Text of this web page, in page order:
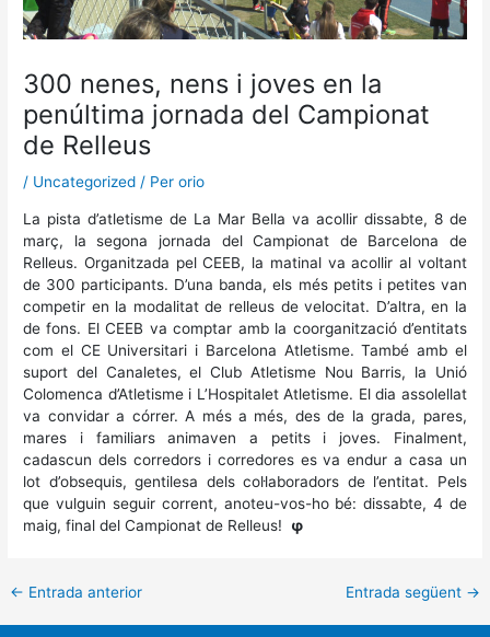
300 nenes, nens i joves en la
penúltima jornada del Campionat
de Relleus
/ Uncategorized / Per orio
La pista d’atletisme de La Mar Bella va acollir dissabte, 8 de
març, la segona jornada del Campionat de Barcelona de
Relleus. Organitzada pel CEEB, la matinal va acollir al voltant
de 300 participants. D’una banda, els més petits i petites van
competir en la modalitat de relleus de velocitat. D’altra, en la
de fons. El CEEB va comptar amb la coorganització d’entitats
com el CE Universitari i Barcelona Atletisme. També amb el
suport del Canaletes, el Club Atletisme Nou Barris, la Unió
Colomenca d’Atletisme i L’Hospitalet Atletisme. El dia assolellat
va convidar a córrer. A més a més, des de la grada, pares,
mares i familiars animaven a petits i joves. Finalment,
cadascun dels corredors i corredores es va endur a casa un
lot d’obsequis, gentilesa dels col·laboradors de l’entitat. Pels
que vulguin seguir corrent, anoteu-vos-ho bé: dissabte, 4 de
maig, final del Campionat de Relleus! φ
← Entrada anterior Entrada següent →